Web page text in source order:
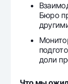
Бюро
доли